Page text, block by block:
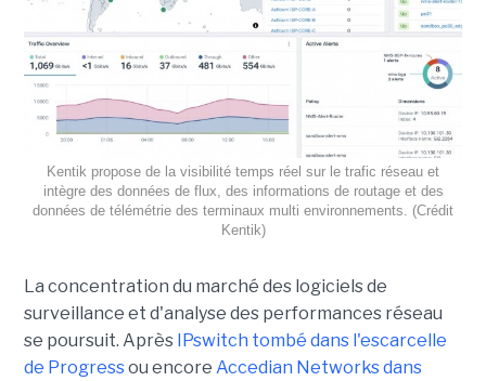
Kentik propose de la visibilité temps réel sur le trafic réseau et
intègre des données de flux, des informations de routage et des
données de télémétrie des terminaux multi environnements. (Crédit
Kentik)
La concentration du marché des logiciels de
surveillance et d'analyse des performances réseau
se poursuit. Après IPswitch tombé dans l'escarcelle
de Progressou encore Accedian Networks dans